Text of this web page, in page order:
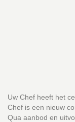
Uw Chef heeft het
Chef is een nieuw
Qua aanbod en